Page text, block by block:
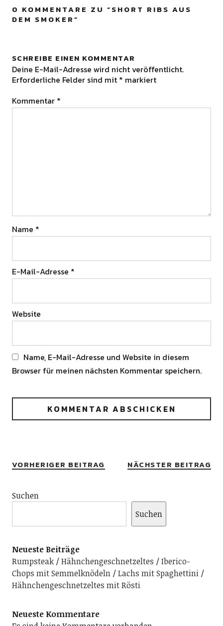
0 KOMMENTARE ZU “SHORT RIBS AUS
DEM SMOKER”
SCHREIBE EINEN KOMMENTAR
Deine E-Mail-Adresse wird nicht veröffentlicht.
Erforderliche Felder sind mit * markiert
Kommentar *
Name *
E-Mail-Adresse *
Website
Name, E-Mail-Adresse und Website in diesem
Browser für meinen nächsten Kommentar speichern.
VORHERIGER BEITRAG NÄCHSTER BEITRAG
Suchen
Suchen
Neueste Beiträge
Rumpsteak
Hähnchengeschnetzeltes
Iberico-
Chops mit Semmelknödeln
Lachs mit Spaghettini
Hähnchengeschnetzeltes mit Rösti
Neueste Kommentare